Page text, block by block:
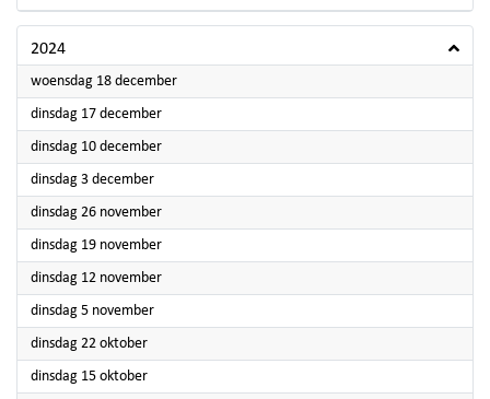
2024
woensdag 18 december2024
dinsdag 17 december2024
dinsdag 10 december2024
dinsdag 3 december2024
dinsdag 26 november2024
dinsdag 19 november2024
dinsdag 12 november2024
dinsdag 5 november2024
dinsdag 22 oktober2024
dinsdag 15 oktober2024